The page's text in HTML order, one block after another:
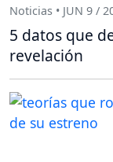
Noticias • JUN 9 /
5 datos que
revelación